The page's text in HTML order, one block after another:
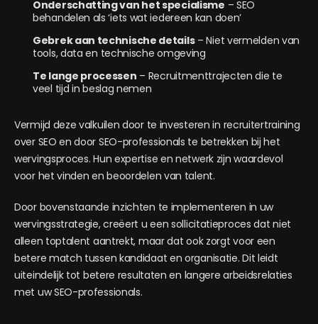
Onderschatting van het specialisme – SEO
behandelen als ‘iets wat iedereen kan doen’
Gebrek aan technische details– Niet vermelden van
tools, data en technische omgeving
Te lange processen – Recruitmenttrajecten die te
veel tijd in beslag nemen
Vermijd deze valkuilen door te investeren in recruitertraining
over SEO en door SEO-professionals te betrekken bij het
wervingsproces. Hun expertise en netwerk zijn waardevol
voor het vinden en beoordelen van talent.
Door bovenstaande inzichten te implementeren in uw
wervingsstrategie, creëert u een sollicitatieproces dat niet
alleen toptalent aantrekt, maar dat ook zorgt voor een
betere match tussen kandidaat en organisatie. Dit leidt
uiteindelijk tot betere resultaten en langere arbeidsrelaties
met uw SEO-professionals.